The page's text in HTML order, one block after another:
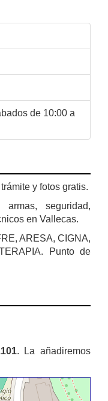
de 10:00 a
y fotos gratis.
seguridad,
en Vallecas.
ARESA, CIGNA,
Punto de
. La añadiremos